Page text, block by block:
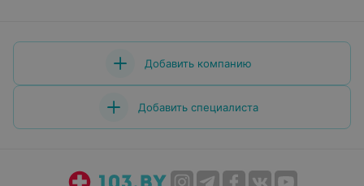
Добавить компанию
Добавить специалиста